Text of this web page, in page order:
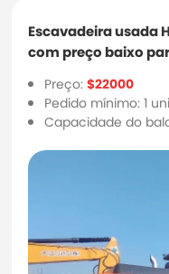
Escavadeira usada
com preço baixo
Preço:$22000
Pedido mínimo: 1
Capacidade do